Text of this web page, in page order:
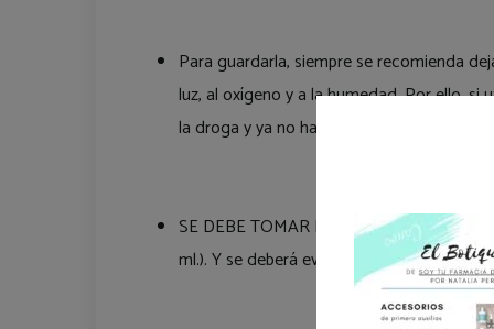
Para guardarla, siempre se recomienda
luz, al oxígeno y a la humedad. Por ello,
la droga y ya no haga el mismo efecto.
SE DEBE TOMAR EN AYUNAS, media
ml.). Y se deberá evitar acostarse tras la